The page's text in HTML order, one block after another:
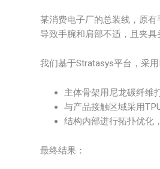
某消费电子厂的总装线，原
导致手腕和肩部不适，且夹具
我们基于Stratasys平台，采用
主体骨架用尼龙碳纤维
与产品接触区域采用
结构内部进行拓扑优化
最终结果：